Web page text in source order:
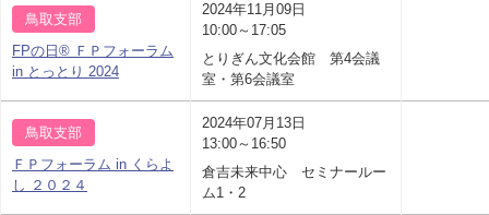
鳥取支部
FPの日® ＦＰフォーラム
in とっとり 2024
2024年11月09日
10:00～17:05
とりぎん文化会館 第4会議
室・第6会議室
鳥取支部
ＦＰフォーラム in くらよ
し ２０２４
2024年07月13日
13:00～16:50
倉吉未来中心 セミナールー
ム1・2